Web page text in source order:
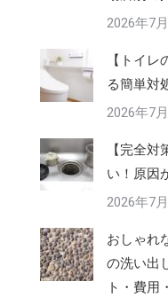
2026年7
【トイ
る簡単対
2026年7
【完全
い！原因
2026年7
おしゃれ
の洗い出
ト・費用